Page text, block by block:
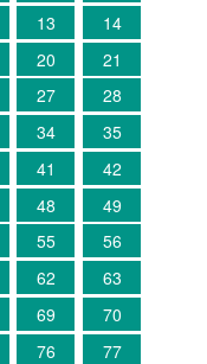
13
14
20
21
27
28
34
35
41
42
48
49
55
56
62
63
69
70
76
77